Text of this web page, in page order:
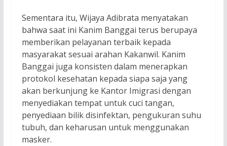
Sementara itu, Wijaya Adibrata menyatakan
bahwa saat ini Kanim Banggai terus berupaya
memberikan pelayanan terbaik kepada
masyarakat sesuai arahan Kakanwil. Kanim
Banggai juga konsisten dalam menerapkan
protokol kesehatan kepada siapa saja yang
akan berkunjung ke Kantor Imigrasi dengan
menyediakan tempat untuk cuci tangan,
penyediaan bilik disinfektan, pengukuran suhu
tubuh, dan keharusan untuk menggunakan
masker.